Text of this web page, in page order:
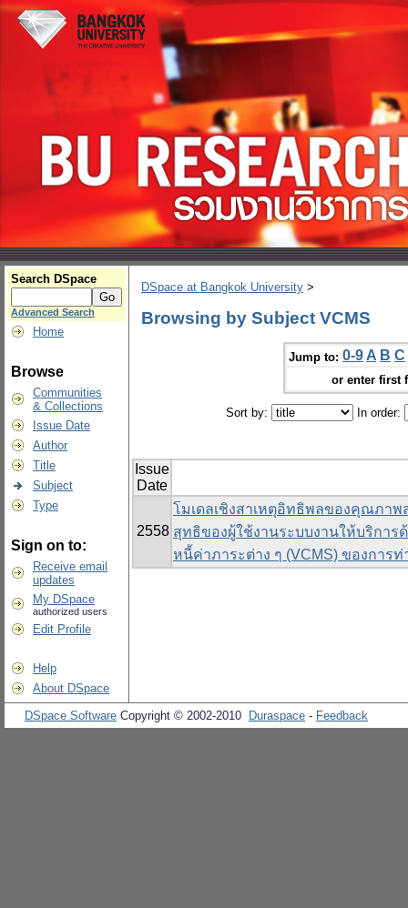
Search DSpace
Advanced Search
Home
Browse
Communities
& Collections
Issue Date
Author
Title
Subject
Type
Sign on to:
Receive email
updates
My DSpace
authorized users
Edit Profile
Help
About DSpace
DSpace at Bangkok University >
Browsing by Subject VCMS
Jump to: 0-9 A B C
or enter first
Sort by: In order:
Issue
Date
2558
โมเดลเชิงสาเหตุอิทธิพลของคุณภา
สุทธิของผู้ใช้งานระบบงานให้บริการ
หนี้ค่าภาระต่าง ๆ (VCMS) ของการท่
DSpace Software Copyright © 2002-2010 Duraspace - Feedback